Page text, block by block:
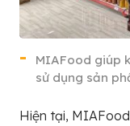
MIAFood giúp
sử dụng sản
Hiện tại,